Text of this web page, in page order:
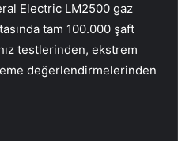
Electric LM2500 gaz
tam 100.000 şaft
testlerinden, ekstrem
değerlendirmelerinden